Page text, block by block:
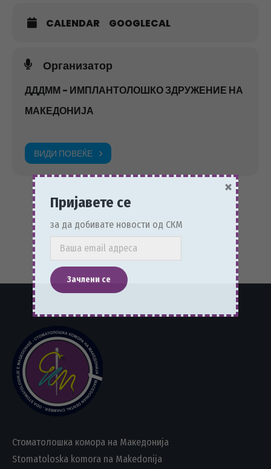
CALENDAR GOOGLECAL
Организатор
ДДДММ - ИМПЛАНТОЛОШКО ЗДРУЖЕНИЕ НА
МАКЕДОНИЈА
ВИДИ ПОВЕЌЕ
Стоматолошка комора на Македонија
Stomatoloska komora na Makedonija
Пријавете се
за да добивате новости од СКМ
×